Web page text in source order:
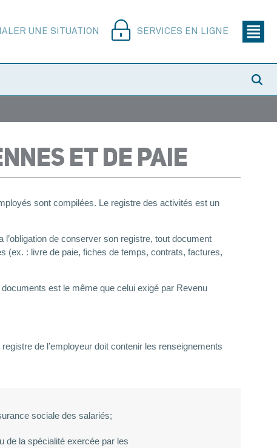
UNE SITUATION SERVICES EN LIGNE
ET DE PAIE
sont compilées. Le registre des activités est un
de conserver son registre, tout document
(ex. : livre de paie, fiches de temps, contrats, factures,
est le même que celui exigé par Revenu
registre de l’employeur doit contenir les renseignements
sociale des salariés;
de la spécialité exercée par les